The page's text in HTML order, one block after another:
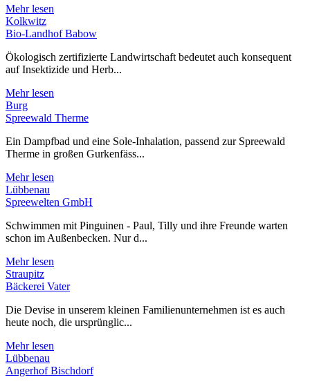
Mehr lesen
Kolkwitz
Bio-Landhof Babow
Ökologisch zertifizierte Landwirtschaft bedeutet auch konsequent
auf Insektizide und Herb...
Mehr lesen
Burg
Spreewald Therme
Ein Dampfbad und eine Sole-Inhalation, passend zur Spreewald
Therme in großen Gurkenfäss...
Mehr lesen
Lübbenau
Spreewelten GmbH
Schwimmen mit Pinguinen - Paul, Tilly und ihre Freunde warten
schon im Außenbecken. Nur d...
Mehr lesen
Straupitz
Bäckerei Vater
Die Devise in unserem kleinen Familienunternehmen ist es auch
heute noch, die ursprünglic...
Mehr lesen
Lübbenau
Angerhof Bischdorf